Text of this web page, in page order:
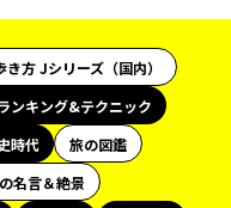
き方 Jシリーズ（国内）
ンキング&テクニック
時代
旅の図鑑
名言＆絶景